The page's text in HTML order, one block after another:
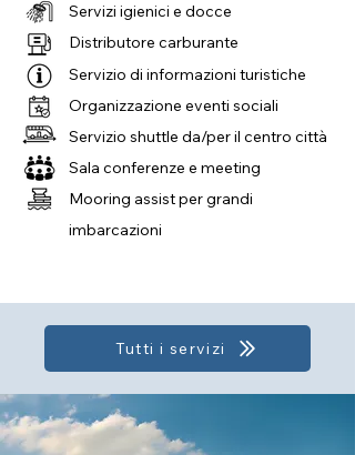
Servizi igienici e docce
Distributore carburante
Servizio di informazioni turistiche
Organizzazione eventi sociali
Servizio shuttle da/per il centro città
Sala conferenze e meeting
Mooring assist per grandi
imbarcazioni
Tutti i servizi